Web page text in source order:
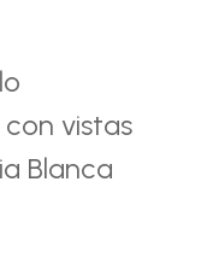
vistas
Blanca